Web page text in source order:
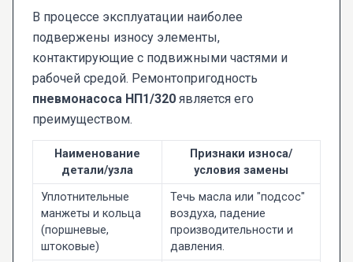
В процессе эксплуатации наиболее
подвержены износу элементы,
контактирующие с подвижными частями и
рабочей средой. Ремонтопригодность
пневмонасоса НП1/320 является его
преимуществом.
Наименование
детали/узла
Признаки износа/
условия замены
Уплотнительные
манжеты и кольца
(поршневые,
штоковые)
Течь масла или "подсос"
воздуха, падение
производительности и
давления.